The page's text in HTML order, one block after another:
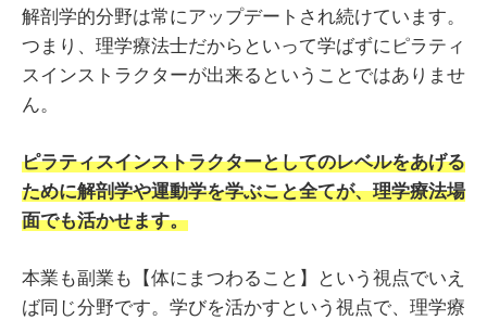
解剖学的分野は常にアップデートされ続けています。
つまり、理学療法士だからといって学ばずにピラティ
スインストラクターが出来るということではありませ
ん。
ピラティスインストラクターとしてのレベルをあげる
ために解剖学や運動学を学ぶこと全てが、理学療法場
面でも活かせます。
本業も副業も【体にまつわること】という視点でいえ
ば同じ分野です。学びを活かすという視点で、理学療